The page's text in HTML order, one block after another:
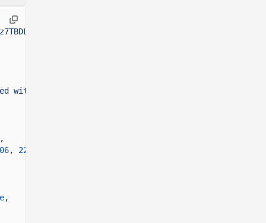
with Anchor"
,
, 227
,